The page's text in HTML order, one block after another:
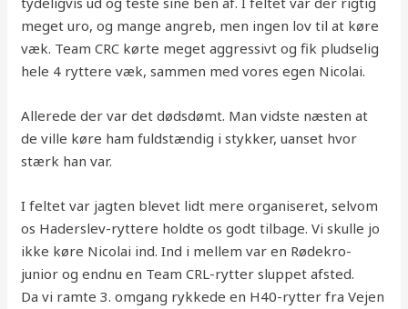
meget uro, og mange angreb, men ingen lov til at køre
væk. Team CRC kørte meget aggressivt og fik pludselig
hele 4 ryttere væk, sammen med vores egen Nicolai.
Allerede der var det dødsdømt. Man vidste næsten at
de ville køre ham fuldstændig i stykker, uanset hvor
stærk han var.
I feltet var jagten blevet lidt mere organiseret, selvom
os Haderslev-ryttere holdte os godt tilbage. Vi skulle jo
ikke køre Nicolai ind. Ind i mellem var en Rødekro-
junior og endnu en Team CRL-rytter sluppet afsted.
Da vi ramte 3. omgang rykkede en H40-rytter fra Vejen